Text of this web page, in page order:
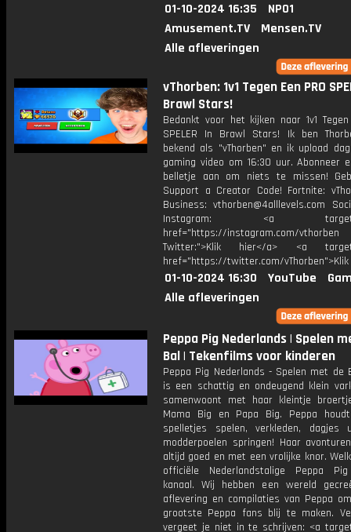
01-10-2024 16:35
NPO1
Amusement.TV
Mensen.TV
Alle afleveringen
vThorben: 1v1 Tegen Een PRO
Brawl Stars!
Bedankt voor het kijken naar 1v1 Tegen
SPELER In Brawl Stars! Ik ben
bekend als "vThorben" en ik upload
gaming video om 16:30 uur. Abonneer
belletje aan om niets te missen!
Support a Creator Code! Fortnite:
Business: vthorben@4alllevels.com
Instagram: <a
href="https://instagram.com/vthorben
Twitter:">Klik hier</a> <a
href="https://twitter.com/
01-10-2024 16:30 YouTube
Alle afleveringen
Peppa Pig Nederlands | Spelen
Bal | Tekenfilms voor kinderen
Peppa Pig Nederlands - Spelen met de
is een schattig en ondeugend klein
samenwoont met haar kleintje
Mama Big en Papa Big. Peppa
spelletjes spelen, verkleden,
modderpoelen springen! Haar
altijd goed en met een vrolijke knor.
officiële Nederlandstalige Peppa
kanaal. Wij hebben een wereld
aflevering en compilaties van Peppa
grootste Peppa fans blij te maken.
vergeet je niet in te schrijven: <a